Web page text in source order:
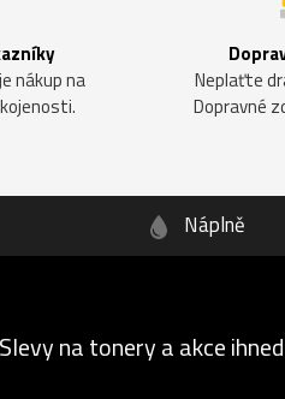
nákup na
Neplaťte
Dopravné
Náplně
Slevy na tonery a akce